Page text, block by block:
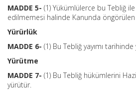
MADDE 5- (1) Yükümlülerce bu Tebliğ
edilmemesi halinde Kanunda öngörülen
Yürürlük
MADDE 6- (1) Bu Tebliğ yayımı
Yürütme
MADDE 7- (1) Bu Tebliğ hükümlerini
yürütür.